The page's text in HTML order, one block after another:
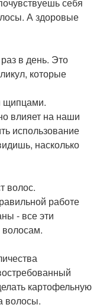
А здоровые
в день. Это
которые
щипцами.
влияет на наши
использование
насколько
волос.
работе
- все эти
картофельную
волосы.